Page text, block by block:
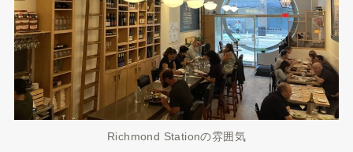
Richmond Stationの雰囲気